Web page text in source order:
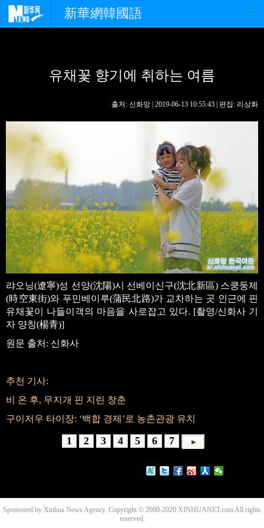
新華網韓國語
경제 사회 포토
핫 TV 문화
연예
생생 중국어
유채꽃 향기에 취하는 여름
출처: 신화망 | 2019-06-13 10:55:43 | 편집: 리상화
랴오닝(遼寧)성 선양(沈陽)시 선베이신구(沈北新區) 스쿵둥제
(時空東街)와 푸민베이루(蒲民北路)가 교차하는 곳 인근에 핀
유채꽃이 나들이객의 마음을 사로잡고 있다. [촬영/신화사 기
자 양칭(楊青)]
원문 출처: 신화사
추천 기사:
비 온 후, 무지개 핀 지린 창춘
구이저우 타이장: ‘백합 경제’로 농촌관광 유치
1 2 3 4 5 6 7